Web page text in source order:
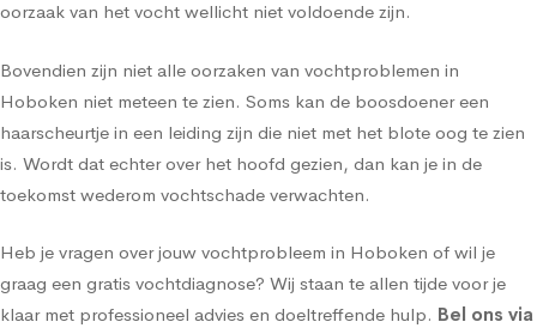
oorzaak van het vocht wellicht niet voldoende zijn.
Bovendien zijn niet alle oorzaken van vochtproblemen in
Hoboken niet meteen te zien. Soms kan de boosdoener een
haarscheurtje in een leiding zijn die niet met het blote oog te zien
is. Wordt dat echter over het hoofd gezien, dan kan je in de
toekomst wederom vochtschade verwachten.
Heb je vragen over jouw vochtprobleem in Hoboken of wil je
graag een gratis vochtdiagnose? Wij staan te allen tijde voor je
klaar met professioneel advies en doeltreffende hulp. Bel ons via